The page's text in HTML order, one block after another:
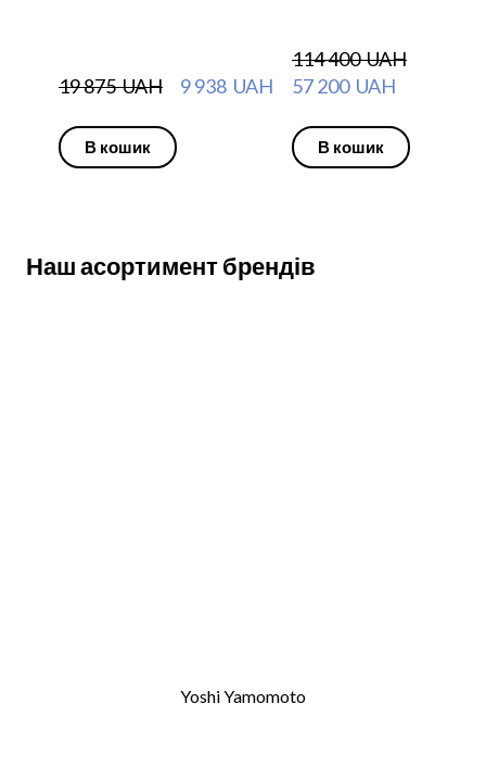
19 875  UAH 9 938  UAH
В кошик
114 400  UAH
57 200  UAH
В кошик
Наш асортимент брендів
Yoshi Yamomoto